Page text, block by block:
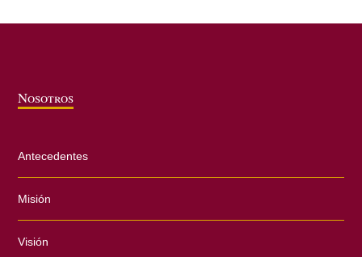
Nosotros
Antecedentes
Misión
Visión